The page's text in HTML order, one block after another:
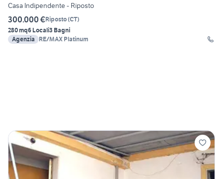
Casa Indipendente - Riposto
300.000 €Riposto(CT)
280 mq6 Locali3 Bagni
Agenzia
RE/MAX Platinum